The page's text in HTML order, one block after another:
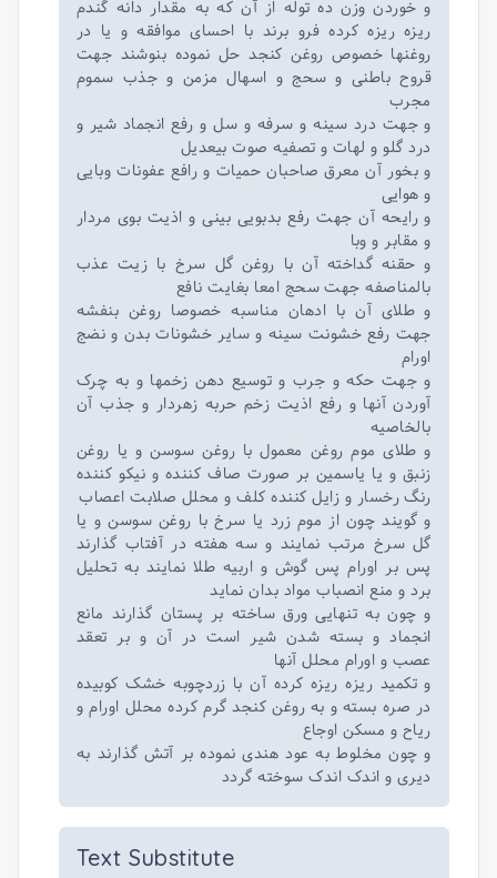
و خوردن وزن ده توله از آن که به مقدار دانه گندم
ریزه ریزه کرده فرو برند با احسای موافقه و یا در
روغنها خصوص روغن کنجد حل نموده بنوشند جهت
قروح باطنی و سحج و اسهال مزمن و جذب سموم
مجرب
و جهت درد سینه و سرفه و سل و رفع انجماد شیر و
درد گلو و لهات و تصفیه صوت بیعدیل
و بخور آن معرق صاحبان حمیات و رافع عفونات وبایی
و هوایی
و رایحه آن جهت رفع بدبویی بینی و اذیت بوی مردار
و مقابر و وبا
و حقنه گداخته آن با روغن گل سرخ با زیت عذب
بالمناصفه جهت سحج امعا بغایت نافع
و طلای آن با ادهان مناسبه خصوصا روغن بنفشه
جهت رفع خشونت سینه و سایر خشونات بدن و نضج
اورام
و جهت حکه و جرب و توسیع دهن زخمها و به چرک
آوردن آنها و رفع اذیت زخم حربه زهردار و جذب آن
بالخاصیه
و طلای موم روغن معمول با روغن سوسن و یا روغن
زنبق و یا یاسمین بر صورت صاف کننده و نیکو کننده
رنگ رخسار و زایل کننده کلف و محلل صلابت اعصاب
و گویند چون از موم زرد یا سرخ با روغن سوسن و یا
گل سرخ مرتب نمایند و سه هفته در آفتاب گذارند
پس بر اورام پس گوش و اربیه طلا نمایند به تحلیل
برد و منع انصباب مواد بدان نماید
و چون به تنهایی ورق ساخته بر پستان گذارند مانع
انجماد و بسته شدن شیر است در آن و بر تعقد
عصب و اورام محلل آنها
و تکمید ریزه ریزه کرده آن با زردچوبه خشک کوبیده
در صره بسته و به روغن کنجد گرم کرده محلل اورام و
ریاح و مسکن اوجاع
و چون مخلوط به عود هندی نموده بر آتش گذارند به
دیری و اندک اندک سوخته گردد
Text Substitute